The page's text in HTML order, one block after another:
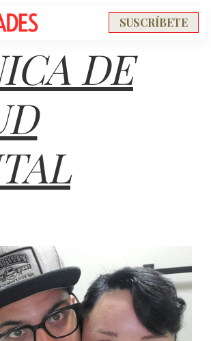
SUSCRÍBETE
DE